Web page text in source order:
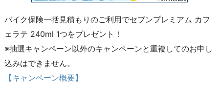
バイク保険一括見積もりのご利用でセブンプレミアム カフ
ェラテ 240ml 1つをプレゼント！
※抽選キャンペーン以外のキャンペーンと重複してのお申し
込みはできません。
【キャンペーン概要】